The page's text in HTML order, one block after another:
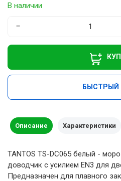
В наличии
−
БЫСТРЫЙ
Описание Характеристики
TANTOS TS-DC065 белый -
доводчик с усилием EN3 для
Предназначен для плавного